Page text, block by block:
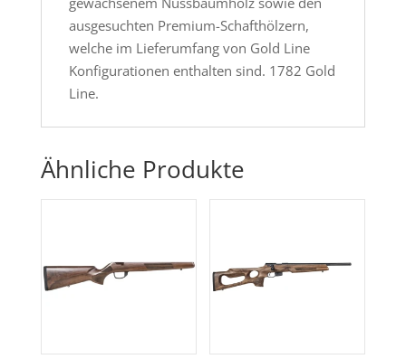
ausgesuchten Premium-Schafthölzern,
welche im Lieferumfang von Gold Line
Konfigurationen enthalten sind. 1782 Gold
Line.
Ähnliche Produkte